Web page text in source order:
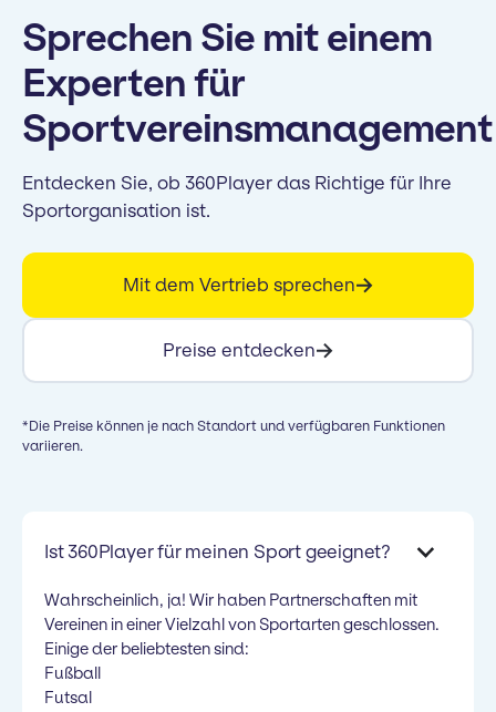
Sprechen Sie mit einem
Experten für
Sportvereinsmanagement
Entdecken Sie, ob 360Player das Richtige für Ihre
Sportorganisation ist.
Mit dem Vertrieb sprechen
Preise entdecken
*Die Preise können je nach Standort und verfügbaren Funktionen
variieren.
Ist 360Player für meinen Sport geeignet?
Wahrscheinlich, ja! Wir haben Partnerschaften mit
Vereinen in einer Vielzahl von Sportarten geschlossen.
Einige der beliebtesten sind:
Fußball
Futsal